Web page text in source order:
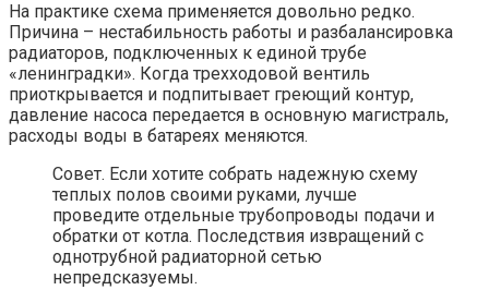
На практике схема применяется довольно редко.
Причина – нестабильность работы и разбалансировка
радиаторов, подключенных к единой трубе
«ленинградки». Когда трехходовой вентиль
приоткрывается и подпитывает греющий контур,
давление насоса передается в основную магистраль,
расходы воды в батареях меняются.
Совет. Если хотите собрать надежную схему
теплых полов своими руками, лучше
проведите отдельные трубопроводы подачи и
обратки от котла. Последствия извращений с
однотрубной радиаторной сетью
непредсказуемы.